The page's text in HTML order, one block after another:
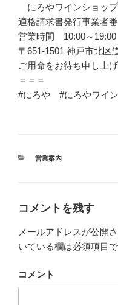
にろやワインショップ
適格請求書発行事業者
営業時間 10:00～19:00
〒651-1501 神戸市北区
ご用命をお待ち申し上げ
＝＝＝
#にろや #にろやワイ
カ
営業案内
コメントを残す
メールアドレスが公開
いている欄は必須項目
コメント